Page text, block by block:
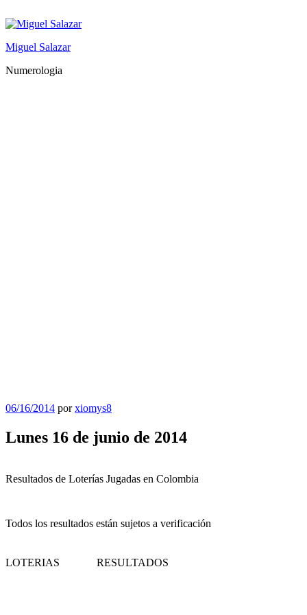
al
Miguel Salazar
Numerologia
Publicado
06/16/2014 porxiomys8
Lunes 16 de junio de 2014
Resultados de Loterías Jugadas en Colombia
Todos los resultados están sujetos a verificación
LOTERIAS RESULTADOS